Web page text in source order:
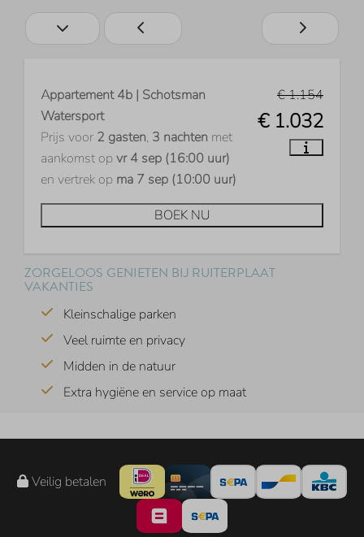
€ 1.154
€ 1.032
Appartement 4b | Schotsman
Watersport
Prijs voor 2 gasten, 3 nachten met
aankomst op vr 4 sep (16:00 uur)
en vertrek op ma 7 sep (10:00 uur)
BOEK NU
ZORGELOOS GENIETEN BIJ RUITERPLAAT
VAKANTIES
Kleinschalige parken
Veel ruimte en privacy
Midden in de natuur
Extra hygiëne en service op maat
Veilig betalen